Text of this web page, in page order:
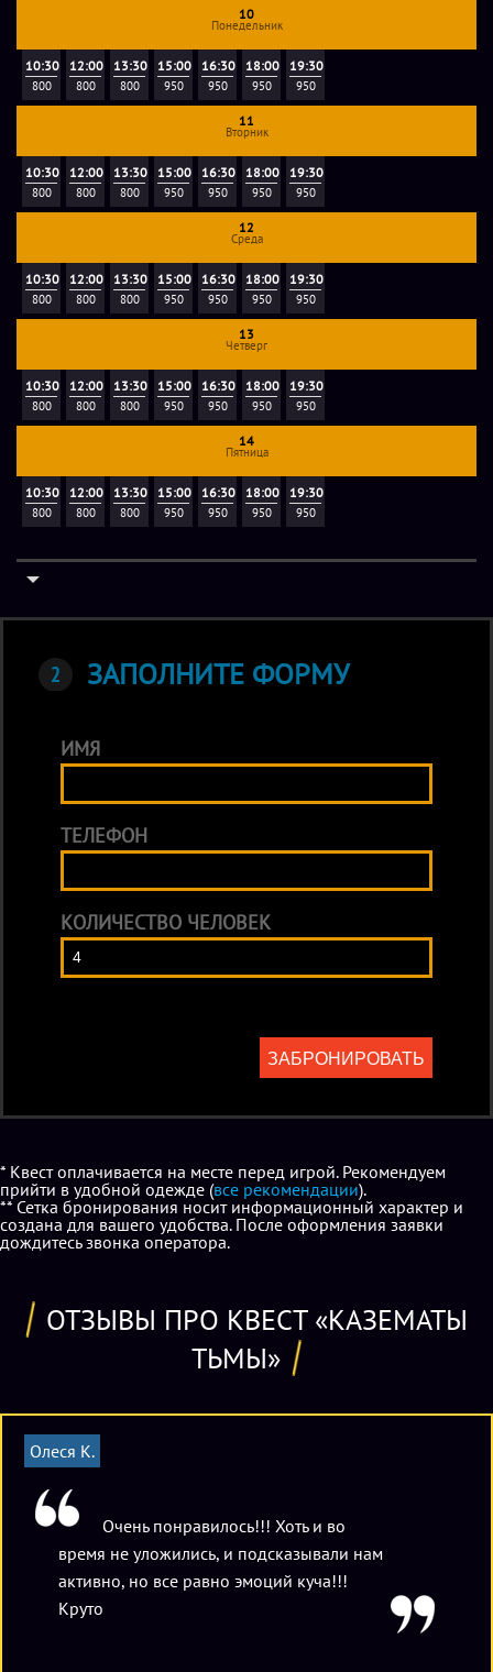
10
Понедельник
10:30
800
12:00
800
13:30
800
15:00
950
16:30
950
18:00
950
19:30
950
11
Вторник
10:30
800
12:00
800
13:30
800
15:00
950
16:30
950
18:00
950
19:30
950
12
Среда
10:30
800
12:00
800
13:30
800
15:00
950
16:30
950
18:00
950
19:30
950
13
Четверг
10:30
800
12:00
800
13:30
800
15:00
950
16:30
950
18:00
950
19:30
950
14
Пятница
10:30
800
12:00
800
13:30
800
15:00
950
16:30
950
18:00
950
19:30
950
ЗАПОЛНИТЕ ФОРМУ
ИМЯ
ТЕЛЕФОН
КОЛИЧЕСТВО ЧЕЛОВЕК
ЗАБРОНИРОВАТЬ
* Квест оплачивается на месте перед игрой. Рекомендуем
прийти в удобной одежде (все рекомендации).
** Сетка бронирования носит информационный характер и
создана для вашего удобства. После оформления заявки
дождитесь звонка оператора.
ОТЗЫВЫ ПРО КВЕСТ «КАЗЕМАТЫ
ТЬМЫ»
Олеся К.
Очень понравилось!!! Хоть и во
время не уложились, и подсказывали нам
активно, но все равно эмоций куча!!!
Круто